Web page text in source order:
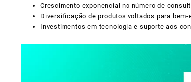
Crescimento exponencial no número de
Diversificação de produtos voltados para bem-
Investimentos em tecnologia e suporte aos